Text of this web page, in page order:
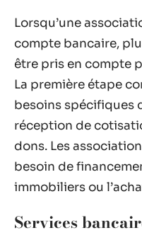
Lorsqu’une
compte bancaire,
être pris en compte
La première étape
besoins spécifiques
réception de
dons. Les
besoin de
immobiliers ou
Services